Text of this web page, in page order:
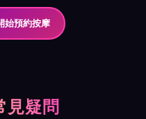
始預約按摩
見疑問